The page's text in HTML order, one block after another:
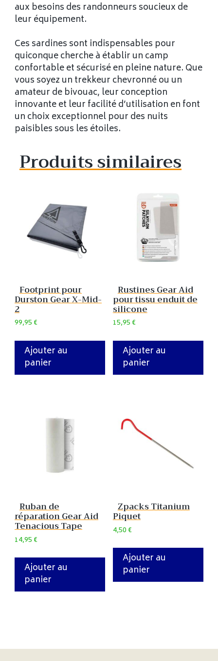
aux besoins des randonneurs soucieux de
leur équipement.
Ces sardines sont indispensables pour
quiconque cherche à établir un camp
confortable et sécurisé en pleine nature. Que
vous soyez un trekkeur chevronné ou un
amateur de bivouac, leur conception
innovante et leur facilité d’utilisation en font
un choix exceptionnel pour des nuits
paisibles sous les étoiles.
Produits similaires
Footprint pour
Durston Gear X-Mid-
2
99,95€
Ajouter au
panier
Rustines Gear Aid
pour tissu enduit de
silicone
15,95€
Ajouter au
panier
Ruban de
réparation Gear Aid
Tenacious Tape
14,95€
Ajouter au
panier
Zpacks Titanium
Piquet
4,50€
Ajouter au
panier